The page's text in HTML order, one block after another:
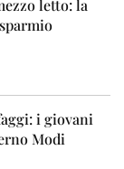
letto: la
i giovani
Modi